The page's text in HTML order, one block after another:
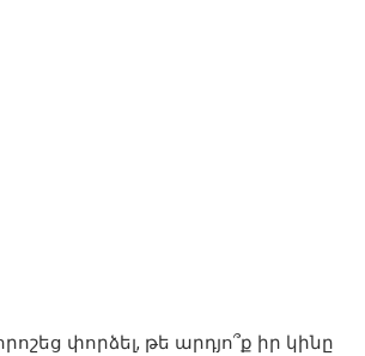
փորձել, թե արդյո՞ք իր կինը